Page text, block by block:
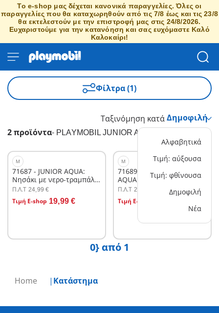
Το e-shop μας δέχεται κανονικά παραγγελίες. Όλες οι
παραγγελίες που θα καταχωρηθούν από τις 7/8 έως και τις 23/8
θα εκτελεστούν με την επιστροφή μας στις 24/8/2026.
Ευχαριστούμε για την κατανόηση και σας ευχόμαστε Καλό
Καλοκαίρι!
Home Κατάστημα
Φίλτρα (1)
2 προϊόντα- PLAYMOBIL JUNIOR AQUA
Ταξινόμηση κατά
Αλφαβητικά
Τιμή: αύξουσα
Τιμή: φθίνουσα
Δημοφιλή
Νέα
M
71687 - JUNIOR AQUA:
Νησάκι με νερο-τραμπάλα
και βαρκούλα
Π.Λ.T 24,99 €
Τιμή E-shop 19,99 €
Στο καλάθι
M
71689 - JUNIOR
AQUA:Παίζοντας με τα
ζωάκια της θάλασσας
Π.Λ.T 21,99 €
Τιμή E-shop
0} από 1